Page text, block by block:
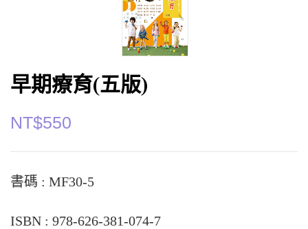
早期療育(五版)
NT$550
書碼 : MF30-5
ISBN : 978-626-381-074-7